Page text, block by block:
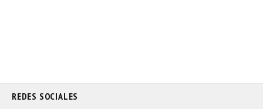
REDES SOCIALES